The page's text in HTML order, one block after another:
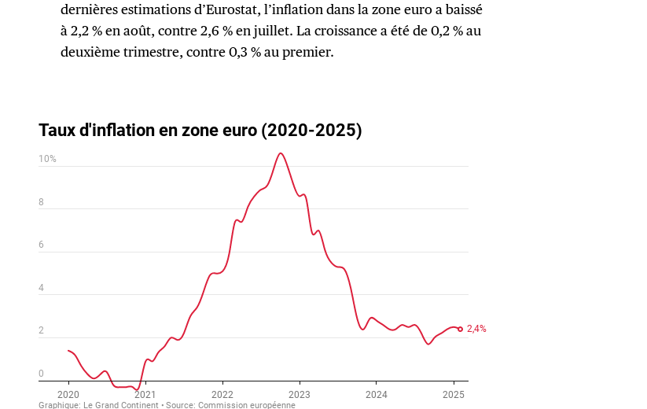
dernières estimations d’Eurostat, l’inflation dans la zone euro a baissé
à 2,2 % en août, contre 2,6 % en juillet. La croissance a été de 0,2 % au
deuxième trimestre, contre 0,3 % au premier.